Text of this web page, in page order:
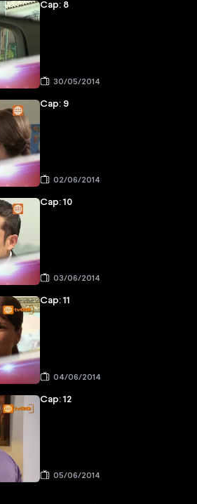
Cap: 8
30/05/2014
Cap: 9
02/06/2014
Cap: 10
03/06/2014
Cap: 11
04/06/2014
Cap: 12
05/06/2014